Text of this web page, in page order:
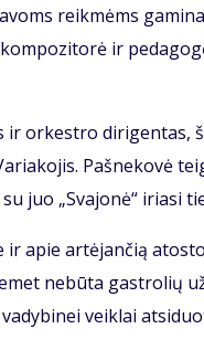
reikmėms
ir
ir orkestro dirigentas,
Pašnekovė
juo „Svajonė“ iriasi
ir apie artėjančią
nebūta gastrolių
veiklai